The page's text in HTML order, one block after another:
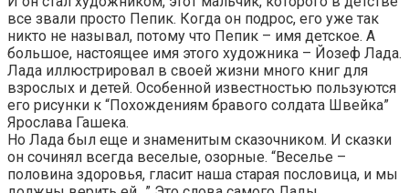
все звали просто Пепик. Когда он подрос, его уже так
никто не называл, потому что Пепик – имя детское. А
большое, настоящее имя этого художника – Йозеф Лада.
Лада иллюстрировал в своей жизни много книг для
взрослых и детей. Особенной известностью пользуются
его рисунки к “Похождениям бравого солдата Швейка”
Ярослава Гашека.
Но Лада был еще и знаменитым сказочником. И сказки
он сочинял всегда веселые, озорные. “Веселье –
половина здоровья, гласит наша старая пословица, и мы